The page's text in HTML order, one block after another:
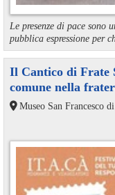
Le presenze di pace sono
pubblica espressione per
Il Cantico di Frate
comune nella
Museo San Francesco